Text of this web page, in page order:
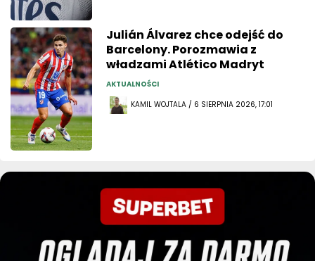
Julián Álvarez chce odejść do
Barcelony. Porozmawia z
władzami Atlético Madryt
AKTUALNOŚCI
KAMIL WOJTALA / 6 SIERPNIA 2026, 17:01